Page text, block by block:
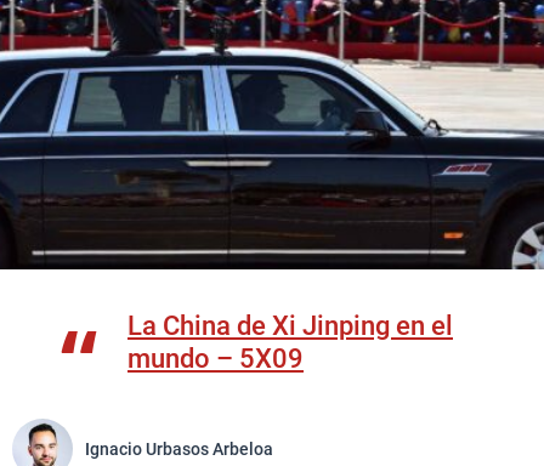
La China de Xi Jinping en el
mundo – 5X09
Ignacio Urbasos Arbeloa